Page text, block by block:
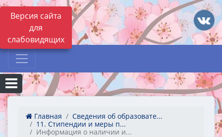
Версия сайта
для
слабовидящих
Главная
Сведения об образовате...
11. Стипендии и меры п...
Информация о наличии и...